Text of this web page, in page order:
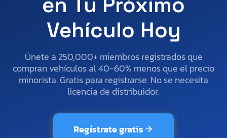
Vehículo Hoy
Únete a 250,000+ miembros registrados que
compran vehículos al 40-60% menos que el precio
minorista. Gratis para registrarse. No se necesita
licencia de distribuidor.
Regístrate gratis